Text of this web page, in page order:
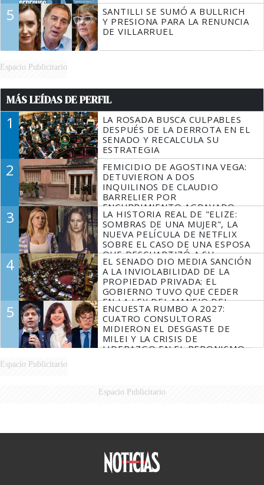
5
SANTILLI SE SUMÓ A BULLRICH
Y PRESIONA PARA LA RENUNCIA
DE VILLARRUEL
Espacio Publicitario
MÁS LEÍDAS DE PERFIL
1
LA ROSADA BUSCA CULPABLES
DESPUÉS DE LA DERROTA EN EL
SENADO Y RECALCULA SU
ESTRATEGIA
2
FEMICIDIO DE AGOSTINA VEGA:
DETUVIERON A DOS
INQUILINOS DE CLAUDIO
BARRELIER POR
ENCUBRIMIENTO AGRAVADO
3
LA HISTORIA REAL DE "ELIZE:
SOMBRAS DE UNA MUJER", LA
NUEVA PELÍCULA DE NETFLIX
SOBRE EL CASO DE UNA ESPOSA
QUE DESCUARTIZÓ A SU
MARIDO
4
EL SENADO DIO MEDIA SANCIÓN
A LA INVIOLABILIDAD DE LA
PROPIEDAD PRIVADA: EL
GOBIERNO TUVO QUE CEDER
EN LA LEY DEL MANEJO DEL
FUEGO
5
ENCUESTA RUMBO A 2027:
CUATRO CONSULTORAS
MIDIERON EL DESGASTE DE
MILEI Y LA CRISIS DE
LIDERAZGO EN EL PERONISMO
Espacio Publicitario
Espacio Publicitario